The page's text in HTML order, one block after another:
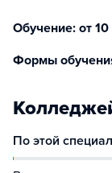
Обучение: от
Формы
По этой